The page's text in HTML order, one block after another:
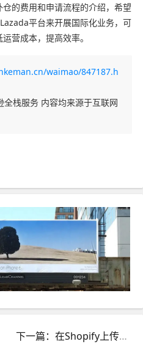
的费用和申请流程的介绍，希望
平台来开展国际化业务，可
营成本，提高效率。
waimao/847187.h
全栈服务 内容均来源于互联网
下一篇：在Shopify上传产品时是否需要UPC码？如何获取UPC码？